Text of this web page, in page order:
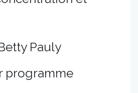
Pauly
programme